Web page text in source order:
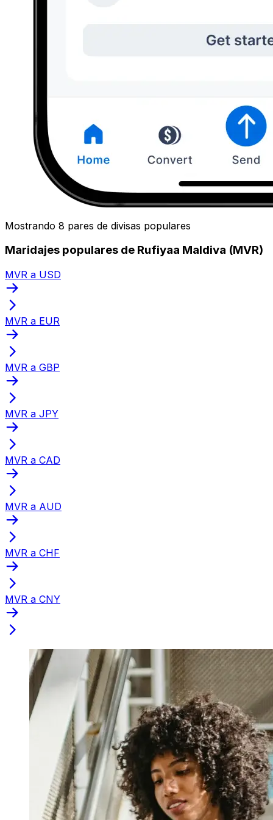
Mostrando 8 pares de divisas populares
Maridajes populares de Rufiyaa Maldiva (MVR)
MVR a USD
MVR a EUR
MVR a GBP
MVR a JPY
MVR a CAD
MVR a AUD
MVR a CHF
MVR a CNY